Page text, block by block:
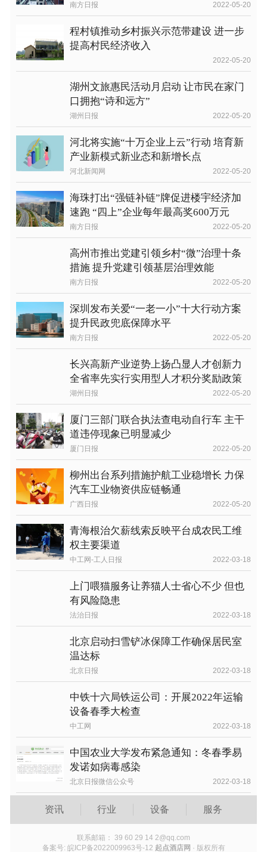
南方日报 2022-05-20
程村镇推动乡村振兴示范带建设 进一步
提高村民经济收入
2022-05-20
湖州文旅惠民活动月启动 让市民在家门
口拥抱“诗和远方”
湖州日报 2022-05-20
河北将实施“十万企业上云”行动 培育新
产业新模式新业态和新增长点
河北新闻网 2022-05-20
海珠打出“强链补链”牌促进楼宇经济加
速跑 “四上”企业每年最高奖600万元
南方日报 2022-05-20
高州市推出党建引领乡村“微”治理十条
措施 提升党建引领基层治理效能
南方日报 2022-05-20
深圳发布关爱“一老一小”十大行动方案
提升民政兜底保障水平
南方日报 2022-05-20
长兴高新产业逆势上扬凸显人才创新力
全省率先实行实用型人才积分奖励政策
湖州日报 2022-05-20
厦门三部门联合执法查电动自行车 主干
道违停现象已明显减少
厦门日报 2022-05-20
柳州出台系列措施护航工业稳增长 力保
汽车工业物资供应链畅通
广西日报 2022-05-20
青海根治欠薪线索反映平台成农民工维
权主要渠道
中工网-工人日报 2022-03-18
上门喂猫服务让养猫人士省心不少 但也
有风险隐患
法治日报 2022-03-18
北京启动扫雪铲冰保障工作确保居民室
温达标
北京日报 2022-03-18
中铁十六局铁运公司：开展2022年运输
设备春季大检查
中工网 2022-03-18
中国农业大学发布紧急通知：冬春季易
发诺如病毒感染
北京日报微信公众号 2022-03-18
资讯 行业 设备 服务
联系邮箱： 39 60 29 14 2@qq.com
备案号: 皖ICP备2022009963号-12 起点酒店网 · 版权所有